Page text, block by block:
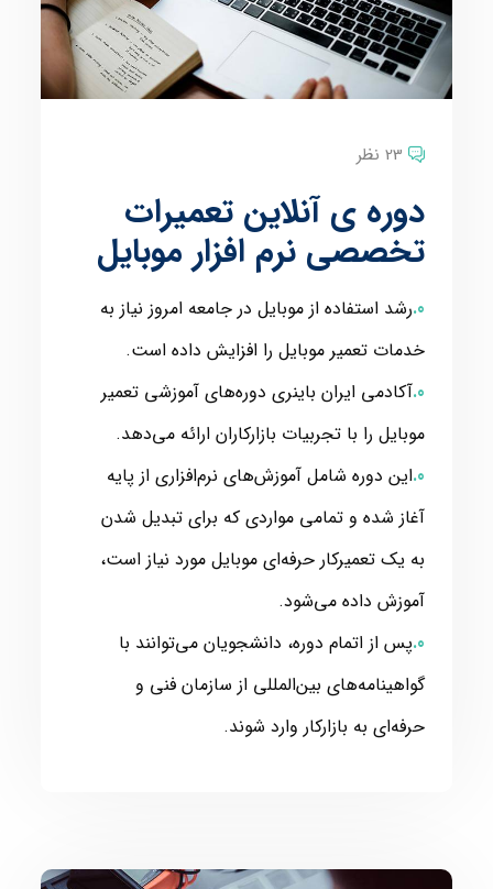
23 نظر
دوره ی آنلاین تعمیرات
تخصصی نرم افزار موبایل
رشد استفاده از موبایل در جامعه امروز نیاز به
خدمات تعمیر موبایل را افزایش داده است.
آکادمی ایران باینری دوره‌های آموزشی تعمیر
موبایل را با تجربیات بازارکاران ارائه می‌دهد.
این دوره شامل آموزش‌های نرم‌افزاری از پایه
آغاز شده و تمامی مواردی که برای تبدیل شدن
به یک تعمیرکار حرفه‌ای موبایل مورد نیاز است،
آموزش داده می‌شود.
پس از اتمام دوره، دانشجویان می‌توانند با
گواهینامه‌های بین‌المللی از سازمان فنی و
حرفه‌ای به بازارکار وارد شوند.